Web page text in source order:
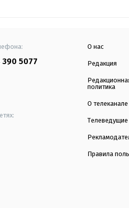
390 5077
О нас
Редакция
политика
О телеканале
Телеведущие
Правила